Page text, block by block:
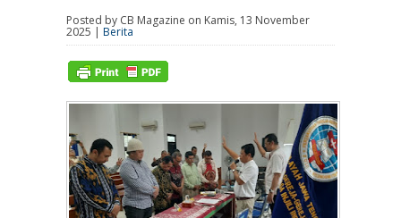
Posted by CB Magazine on Kamis, 13 November
2025 | Berita